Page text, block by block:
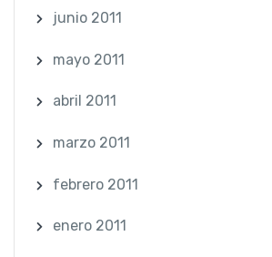
junio 2011
mayo 2011
abril 2011
marzo 2011
febrero 2011
enero 2011